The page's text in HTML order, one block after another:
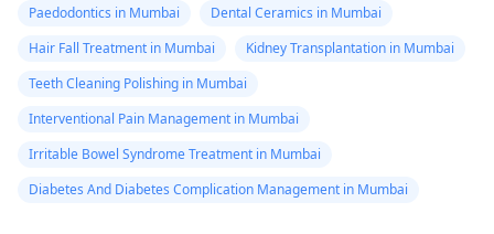
Paedodontics in Mumbai
Dental Ceramics in Mumbai
Hair Fall Treatment in Mumbai
Kidney Transplantation in Mumbai
Teeth Cleaning Polishing in Mumbai
Interventional Pain Management in Mumbai
Irritable Bowel Syndrome Treatment in Mumbai
Diabetes And Diabetes Complication Management in Mumbai